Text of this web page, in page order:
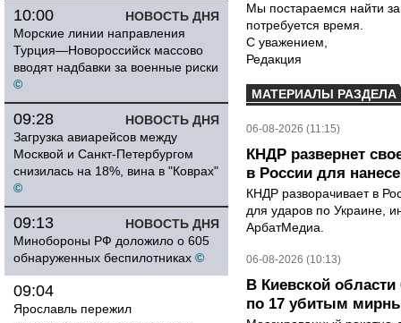
НОВОСТЬ ДНЯ
10:00
Морские линии направления
Турция—Новороссийск массово
вводят надбавки за военные риски
©
НОВОСТЬ ДНЯ
09:28
Загрузка авиарейсов между
Москвой и Санкт-Петербургом
снизилась на 18%, вина в "Коврах"
©
НОВОСТЬ ДНЯ
09:13
Минобороны РФ доложило о 605
обнаруженных беспилотниках ©
09:04
Ярославль пережил
Мы постараемся найти
потребуется время.
С уважением,
Редакция
МАТЕРИАЛЫ РАЗДЕЛА
06-08-2026 (11:15)
КНДР развернет
в России для
КНДР разворачивает в
для ударов по Украине,
АрбатМедиа.
06-08-2026 (10:13)
В Киевской
по 17 убитым